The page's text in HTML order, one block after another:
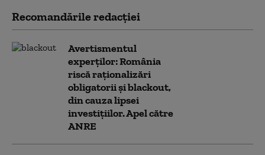
Recomandările redacţiei
Avertismentul
experților: România
riscă raționalizări
obligatorii și blackout,
din cauza lipsei
investițiilor. Apel către
ANRE